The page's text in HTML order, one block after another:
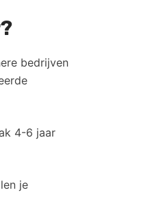
bedrijven
4-6 jaar
je